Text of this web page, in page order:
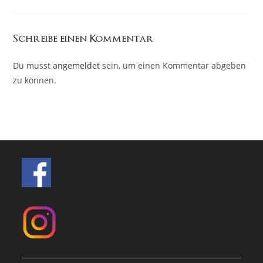
Schreibe einen Kommentar
Du musstangemeldet sein, um einen Kommentar abgeben
zu können.